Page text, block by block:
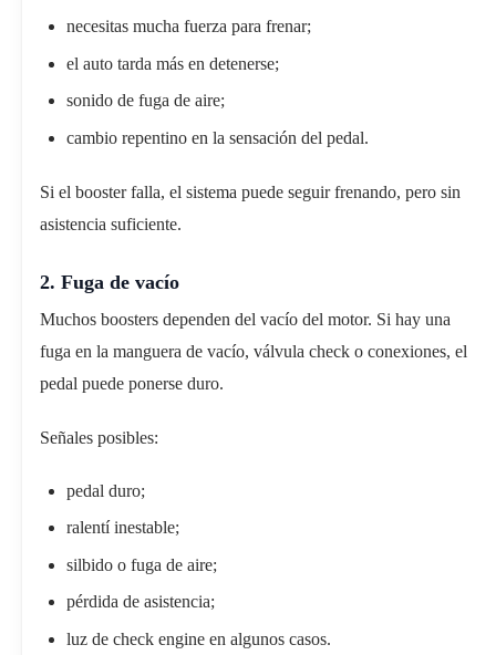
necesitas mucha fuerza para frenar;
el auto tarda más en detenerse;
sonido de fuga de aire;
cambio repentino en la sensación del pedal.
Si el booster falla, el sistema puede seguir frenando, pero sin
asistencia suficiente.
2. Fuga de vacío
Muchos boosters dependen del vacío del motor. Si hay una
fuga en la manguera de vacío, válvula check o conexiones, el
pedal puede ponerse duro.
Señales posibles:
pedal duro;
ralentí inestable;
silbido o fuga de aire;
pérdida de asistencia;
luz de check engine en algunos casos.